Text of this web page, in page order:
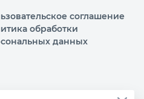
соглашение
обработки
данных